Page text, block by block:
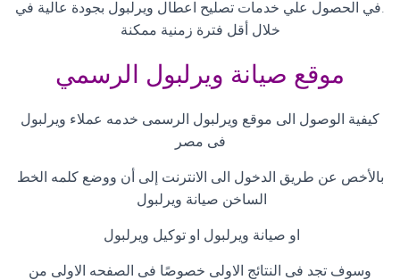
.في الحصول علي خدمات تصليح اعطال ويرلبول بجودة عالية في
خلال أقل فترة زمنية ممكنة
موقع صيانة ويرلبول الرسمي
كيفية الوصول الى موقع ويرلبول الرسمى خدمه عملاء ويرلبول
فى مصر
بالأخص عن طريق الدخول الى الانترنت إلى أن ووضع كلمه الخط
الساخن صيانة ويرلبول
او صيانة ويرلبول او توكيل ويرلبول
وسوف تجد فى النتائج الاولى خصوصًا فى الصفحه الاولى من